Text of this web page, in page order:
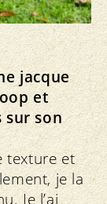
jacque
et
sur son
texture et
je la
Je l’ai